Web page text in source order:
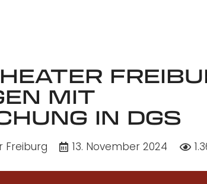
MIT
IN DGS
Freiburg 13. November 2024